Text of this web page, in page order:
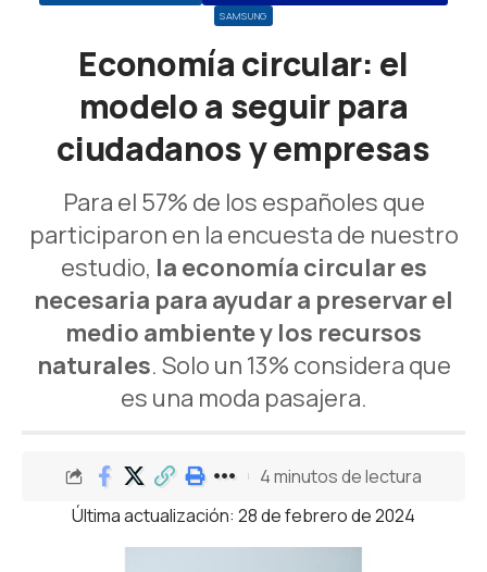
SAMSUNG
Economía circular: el
modelo a seguir para
ciudadanos y empresas
Para el 57% de los españoles que
participaron en la encuesta de nuestro
estudio, la economía circular es
necesaria para ayudar a preservar el
medio ambiente y los recursos
naturales. Solo un 13% considera que
es una moda pasajera.
Última actualización: 28 de febrero de 2024
4 minutos de lectura